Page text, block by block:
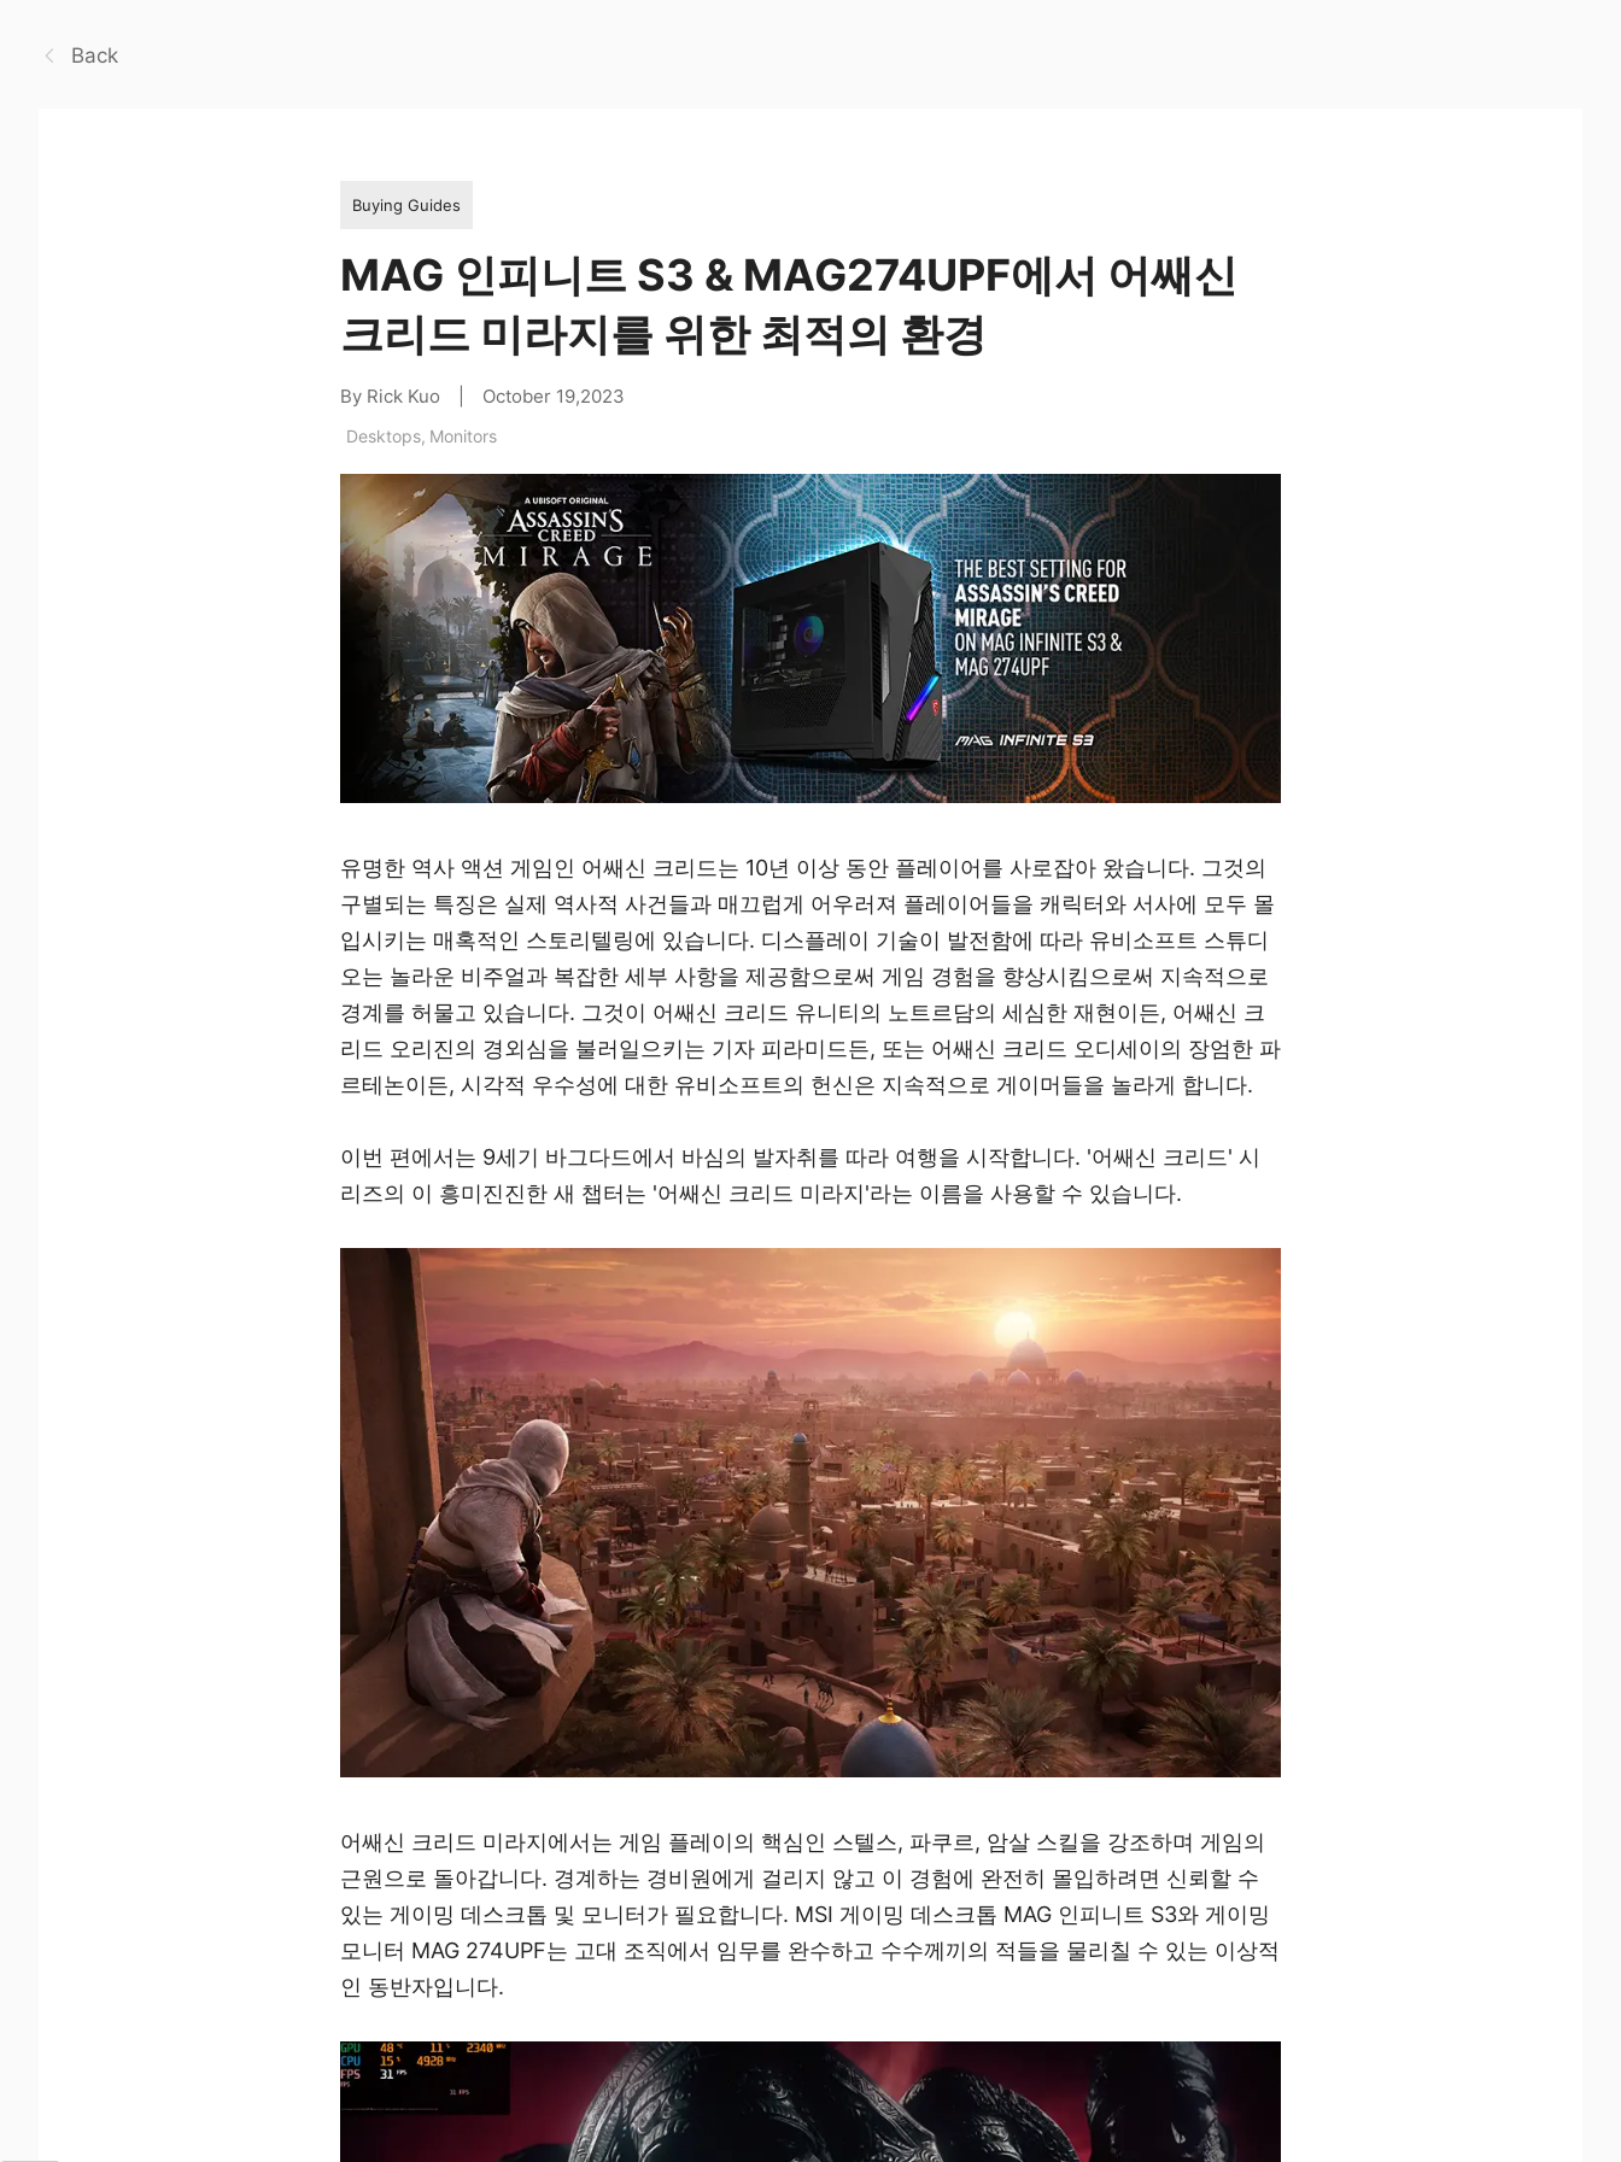
Back
Buying Guides
MAG 인피니트 S3 & MAG274UPF에서 어쌔신
크리드 미라지를 위한 최적의 환경
By Rick Kuo October 19,2023
Desktops, Monitors
유명한 역사 액션 게임인 어쌔신 크리드는 10년 이상 동안 플레이어를 사로잡아 왔습니다. 그것의
구별되는 특징은 실제 역사적 사건들과 매끄럽게 어우러져 플레이어들을 캐릭터와 서사에 모두 몰
입시키는 매혹적인 스토리텔링에 있습니다. 디스플레이 기술이 발전함에 따라 유비소프트 스튜디
오는 놀라운 비주얼과 복잡한 세부 사항을 제공함으로써 게임 경험을 향상시킴으로써 지속적으로
경계를 허물고 있습니다. 그것이 어쌔신 크리드 유니티의 노트르담의 세심한 재현이든, 어쌔신 크
리드 오리진의 경외심을 불러일으키는 기자 피라미드든, 또는 어쌔신 크리드 오디세이의 장엄한 파
르테논이든, 시각적 우수성에 대한 유비소프트의 헌신은 지속적으로 게이머들을 놀라게 합니다.
이번 편에서는 9세기 바그다드에서 바심의 발자취를 따라 여행을 시작합니다. '어쌔신 크리드' 시
리즈의 이 흥미진진한 새 챕터는 '어쌔신 크리드 미라지'라는 이름을 사용할 수 있습니다.
어쌔신 크리드 미라지에서는 게임 플레이의 핵심인 스텔스, 파쿠르, 암살 스킬을 강조하며 게임의
근원으로 돌아갑니다. 경계하는 경비원에게 걸리지 않고 이 경험에 완전히 몰입하려면 신뢰할 수
있는 게이밍 데스크톱 및 모니터가 필요합니다. MSI 게이밍 데스크톱 MAG 인피니트 S3와 게이밍
모니터 MAG 274UPF는 고대 조직에서 임무를 완수하고 수수께끼의 적들을 물리칠 수 있는 이상적
인 동반자입니다.